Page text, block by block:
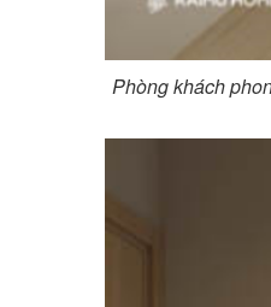
Phòng khách